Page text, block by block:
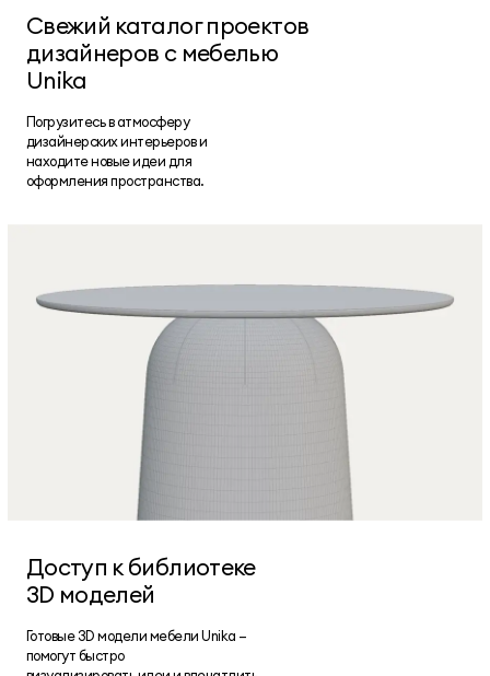
Свежий каталог проектов
дизайнеров с мебелью
Unika
Погрузитесь в атмосферу
дизайнерских интерьеров и
находите новые идеи для
оформления пространства.
Доступ к библиотеке
3D моделей
Готовые 3D модели мебели Unika —
помогут быстро